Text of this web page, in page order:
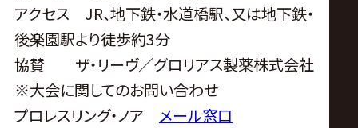
アクセス JR、地下鉄・水道橋駅、又は地下鉄・
後楽園駅より徒歩約3分
協賛 ザ・リーヴ／グロリアス製薬株式会社
※大会に関してのお問い合わせ
プロレスリング・ノア メール窓口